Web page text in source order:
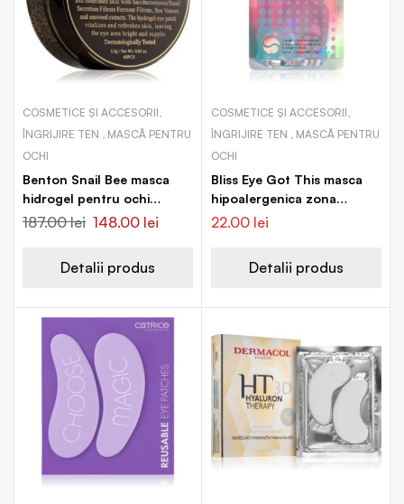
COSMETICE ȘI ACCESORII,
ÎNGRIJIRE TEN , MASCĂ PENTRU
OCHI
Benton Snail Bee masca
hidrogel pentru ochi
împotriva ridurilor și a
187.00lei 148.00 lei
Detalii produs
COSMETICE ȘI ACCESORII,
ÎNGRIJIRE TEN , MASCĂ PENTRU
OCHI
Bliss Eye Got This masca
hipoalergenica zona
ochilor
22.00 lei
Detalii produs